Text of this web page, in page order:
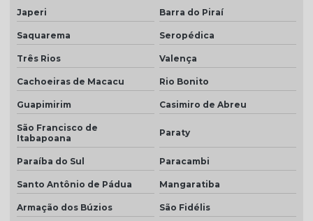
Telha cinza pérola
Telha cinza preço
Telha colonial bege preço
Telha colonial esmaltada
Telha colonial esmaltada branca
Telha colonial esmaltada cinza
Telha colonial esmaltada dupla face
Telha colonial esmaltada preço
Telha colonial marfim
Japeri Barra do Piraí
Saquarema Seropédica
Três Rios Valença
Cachoeiras de Macacu Rio Bonito
Guapimirim Casimiro de Abreu
São Francisco de
Itabapoana
Paraty
Paraíba do Sul Paracambi
Santo Antônio de Pádua Mangaratiba
Armação dos Búzios São Fidélis